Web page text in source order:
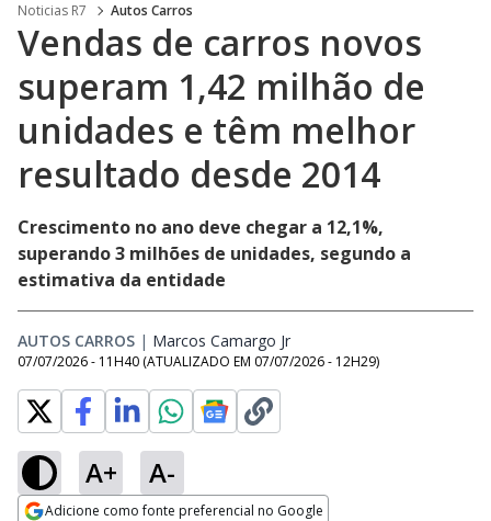
Noticias R7 Autos Carros
Vendas de carros novos
superam 1,42 milhão de
unidades e têm melhor
resultado desde 2014
Crescimento no ano deve chegar a 12,1%,
superando 3 milhões de unidades, segundo a
estimativa da entidade
AUTOS CARROS | Marcos Camargo Jr
07/07/2026 - 11H40 (ATUALIZADO EM 07/07/2026 - 12H29)
A+ A-
Adicione como fonte preferencial no Google